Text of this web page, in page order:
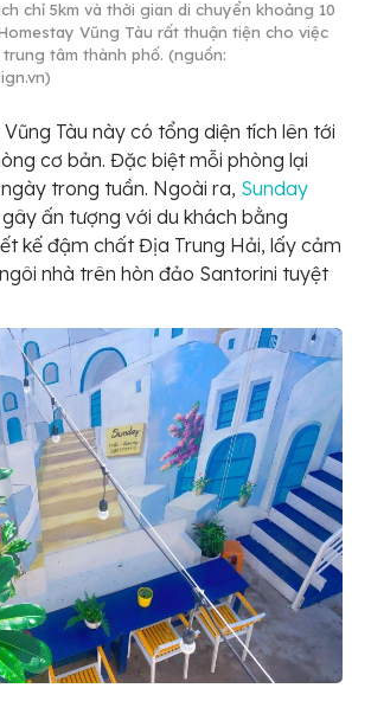
chỉ 5km và thời gian di chuyển khoảng 10
Vũng Tàu rất thuận tiện cho việc
tâm thành phố. (nguồn:
Tàu này có tổng diện tích lên tới
cơ bản. Đặc biệt mỗi phòng lại
trong tuần. Ngoài ra, Sunday
ấn tượng với du khách bằng
kế đậm chất Địa Trung Hải, lấy cảm
nhà trên hòn đảo Santorini tuyệt